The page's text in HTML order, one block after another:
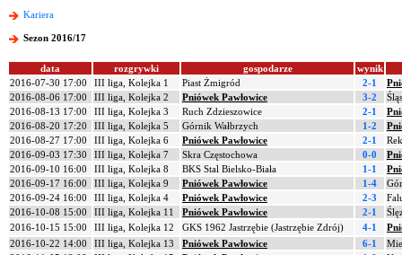
Kariera
Sezon 2016/17
data rozgrywki gospodarze
wynik
2016-07-30 17:00
III liga, Kolejka 1 Piast Żmigród 2-1
2016-08-06 17:00
III liga, Kolejka 2 Pniówek Pawłowice 3-2
2016-08-13 17:00
III liga, Kolejka 3 Ruch Zdzieszowice 2-1
2016-08-20 17:20
III liga, Kolejka 5 Górnik Wałbrzych 1-2
2016-08-27 17:00
III liga, Kolejka 6 Pniówek Pawłowice 2-1
2016-09-03 17:30
III liga, Kolejka 7 Skra Częstochowa 0-0
2016-09-10 16:00
III liga, Kolejka 8 BKS Stal Bielsko-Biała 1-1
2016-09-17 16:00
III liga, Kolejka 9 Pniówek Pawłowice 1-4
2016-09-24 16:00
III liga, Kolejka 4 Pniówek Pawłowice 2-3
2016-10-08 15:00
III liga, Kolejka 11 Pniówek Pawłowice 2-1
2016-10-15 15:00
III liga, Kolejka 12 GKS 1962 Jastrzębie (Jastrzębie Zdrój) 4-1
2016-10-22 14:00
III liga, Kolejka 13 Pniówek Pawłowice 6-1